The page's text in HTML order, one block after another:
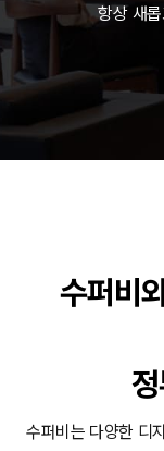
항상 새
수퍼비
수퍼비는 다양한 디